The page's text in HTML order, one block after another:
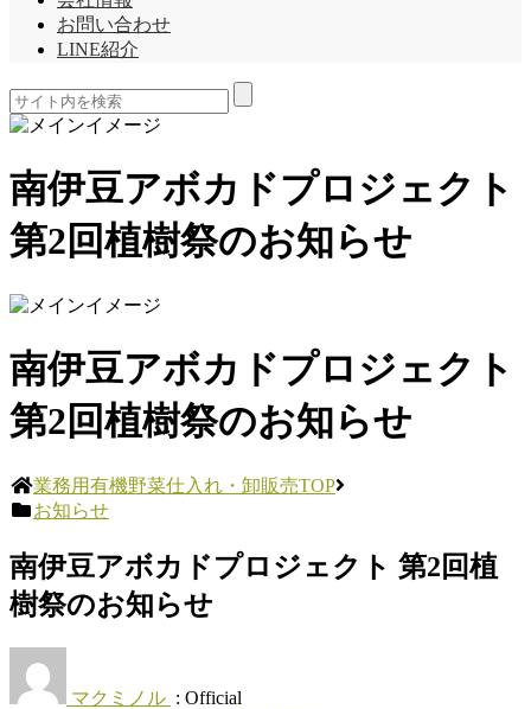
お問い合わせ
LINE紹介
南伊豆アボカドプロジェクト
第2回植樹祭のお知らせ
南伊豆アボカドプロジェクト
第2回植樹祭のお知らせ
業務用有機野菜仕入れ・卸販売TOP
お知らせ
南伊豆アボカドプロジェクト 第2回植
樹祭のお知らせ
マクミノル : Official